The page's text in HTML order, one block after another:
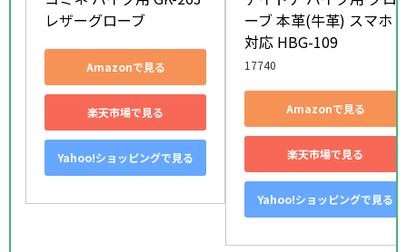
レザーグローブ
Amazonで見る
楽天市場で見る
Yahoo!ショッピングで見る
ーブ 本革(牛革) スマホ
対応 HBG-109
17740
Amazonで見る
楽天市場で見る
Yahoo!ショッピングで見る